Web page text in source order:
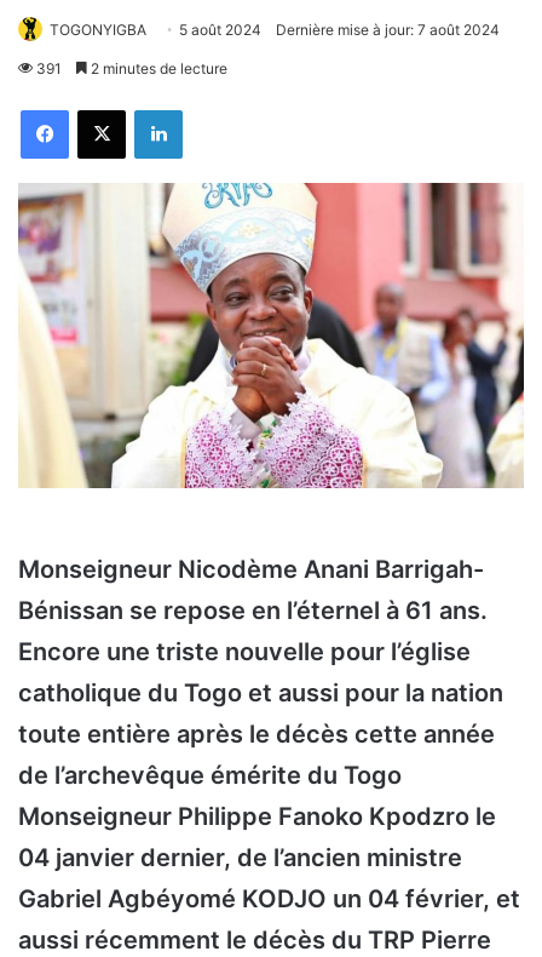
TOGONYIGBA 5 août 2024 Dernière mise à jour: 7 août 2024
391 2 minutes de lecture
FacebookX Linkedin
Monseigneur Nicodème Anani Barrigah-
Bénissan se repose en l’éternel à 61 ans.
Encore une triste nouvelle pour l’église
catholique du Togo et aussi pour la nation
toute entière après le décès cette année
de l’archevêque émérite du Togo
Monseigneur Philippe Fanoko Kpodzro le
04 janvier dernier, de l’ancien ministre
Gabriel Agbéyomé KODJO un 04 février, et
aussi récemment le décès du TRP Pierre